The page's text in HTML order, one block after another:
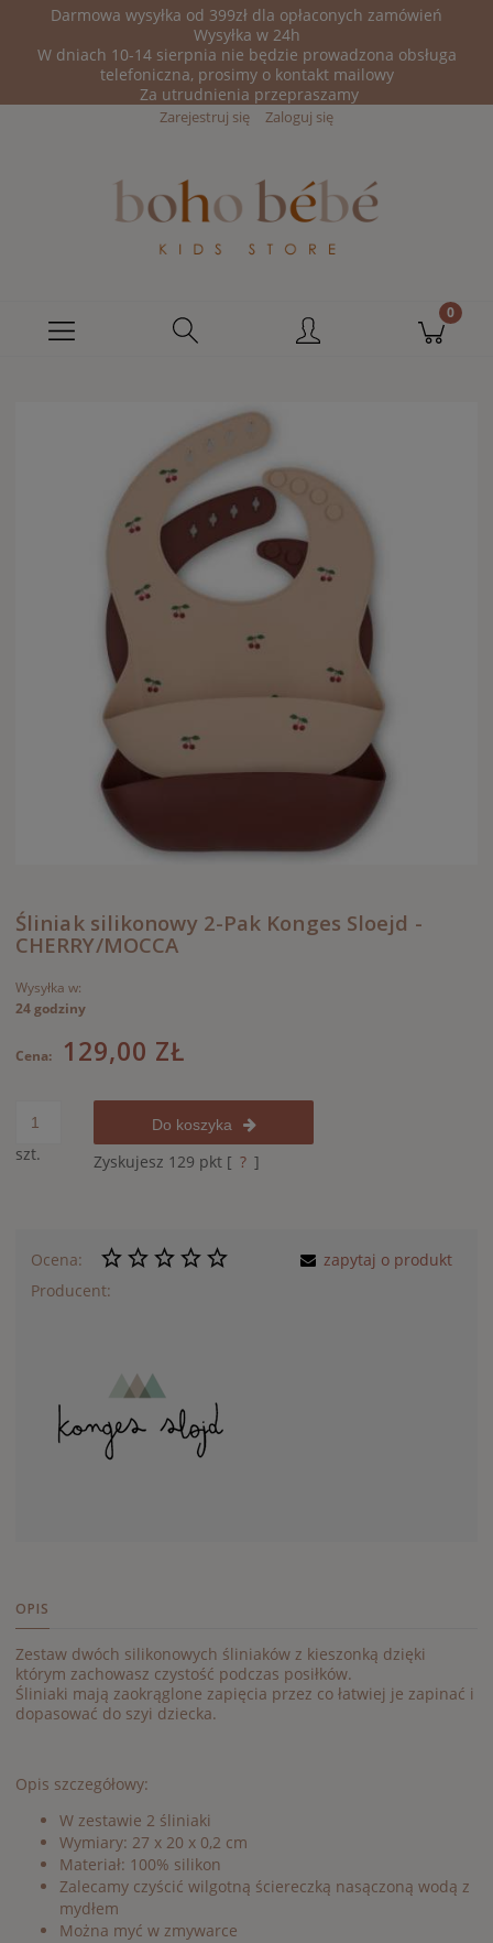
Darmowa wysyłka od 399zł dla opłaconych zamówień
Wysyłka w 24h
W dniach 10-14 sierpnia nie będzie prowadzona obsługa
telefoniczna, prosimy o kontakt mailowy
Za utrudnienia przepraszamy
Zarejestruj się Zaloguj się
Śliniak silikonowy 2-Pak Konges Sloejd -
CHERRY/MOCCA
Wysyłka w:
24 godziny
Cena: 129,00 ZŁ
szt.
Do koszyka
Zyskujesz 129 pkt [ ? ]
Ocena:
Producent:
zapytaj o produkt
OPIS
Zestaw dwóch silikonowych śliniaków z kieszonką dzięki
którym zachowasz czystość podczas posiłków.
Śliniaki mają zaokrąglone zapięcia przez co łatwiej je zapinać i
dopasować do szyi dziecka.
Opis szczegółowy:
W zestawie 2 śliniaki
Wymiary: 27 x 20 x 0,2 cm
Materiał: 100% silikon
Zalecamy czyścić wilgotną ściereczką nasączoną wodą z
mydłem
Można myć w zmywarce